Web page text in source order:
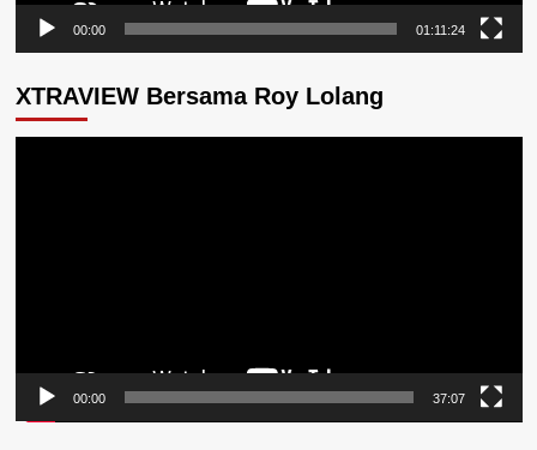
00:00 01:11:24
XTRAVIEW Bersama Roy Lolang
00:00 37:07